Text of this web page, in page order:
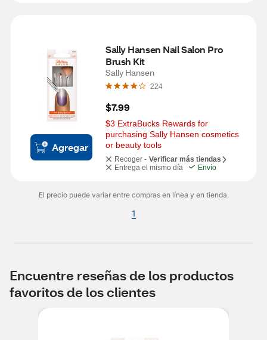
Agregar
Sally Hansen Nail Salon Pro
Brush Kit
Sally Hansen
224
$7.99
$3 ExtraBucks Rewards for
purchasing Sally Hansen cosmetics
or beauty tools
Recoger - Verificar más tiendas
Entrega el mismo día
Envío
El precio puede variar entre compras en línea y en tienda.
1
Encuentre reseñas de los productos
favoritos de los clientes